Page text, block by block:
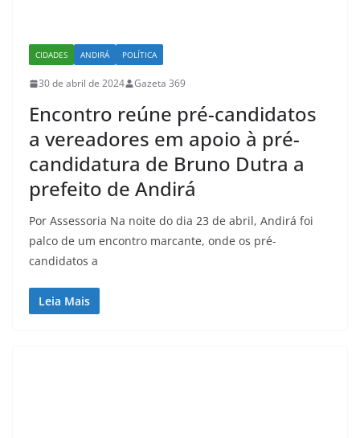
CIDADES ANDIRÁ POLÍTICA
30 de abril de 2024 Gazeta 369
Encontro reúne pré-candidatos
a vereadores em apoio à pré-
candidatura de Bruno Dutra a
prefeito de Andirá
Por Assessoria Na noite do dia 23 de abril, Andirá foi
palco de um encontro marcante, onde os pré-
candidatos a
Leia Mais